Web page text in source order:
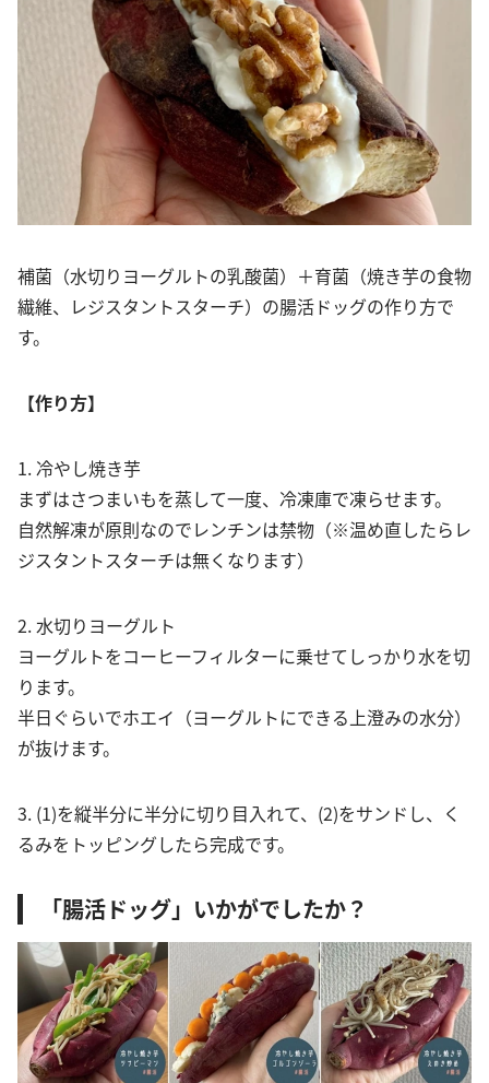
補菌（水切りヨーグルトの乳酸菌）＋育菌（焼き芋の食物
繊維、レジスタントスターチ）の腸活ドッグの作り方で
す。
【作り方】
1. 冷やし焼き芋
まずはさつまいもを蒸して一度、冷凍庫で凍らせます。
自然解凍が原則なのでレンチンは禁物（※温め直したらレ
ジスタントスターチは無くなります）
2. 水切りヨーグルト
ヨーグルトをコーヒーフィルターに乗せてしっかり水を切
ります。
半日ぐらいでホエイ（ヨーグルトにできる上澄みの水分）
が抜けます。
3. (1)を縦半分に半分に切り目入れて、(2)をサンドし、く
るみをトッピングしたら完成です。
「腸活ドッグ」いかがでしたか？